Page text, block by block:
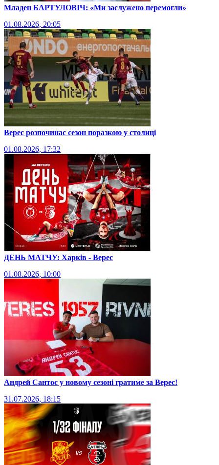
Младен БАРТУЛОВІЧ: «Ми заслужено перемогли»
01.08.2026, 20:05
Верес розпочинає сезон поразкою у столиці
01.08.2026, 17:32
ДЕНЬ МАТЧУ: Харків - Верес
01.08.2026, 10:00
Андрей Сантос у новому сезоні гратиме за Верес!
31.07.2026, 18:15